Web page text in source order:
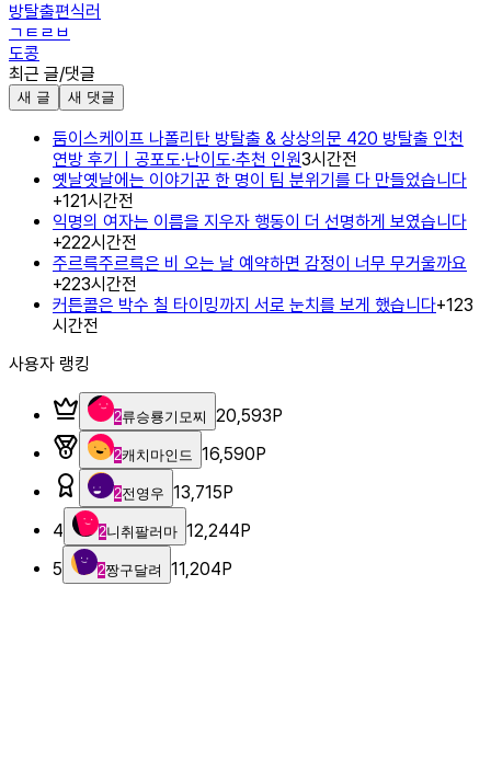
방탈출편식러
ㄱㅌㄹㅂ
도콩
최근 글/댓글
새 글 새 댓글
둠이스케이프 나폴리탄 방탈출 & 상상의문 420 방탈출 인천
연방 후기｜공포도·난이도·추천 인원3시간전
옛날옛날에는 이야기꾼 한 명이 팀 분위기를 다 만들었습니다
+121시간전
익명의 여자는 이름을 지우자 행동이 더 선명하게 보였습니다
+222시간전
주르륵주르륵은 비 오는 날 예약하면 감정이 너무 무거울까요
+223시간전
커튼콜은 박수 칠 타이밍까지 서로 눈치를 보게 했습니다+123
시간전
사용자 랭킹
2류승룡기모찌 20,593P
2캐치마인드 16,590P
2전영우 13,715P
4
2니취팔러마 12,244P
5
2짱구달려 11,204P